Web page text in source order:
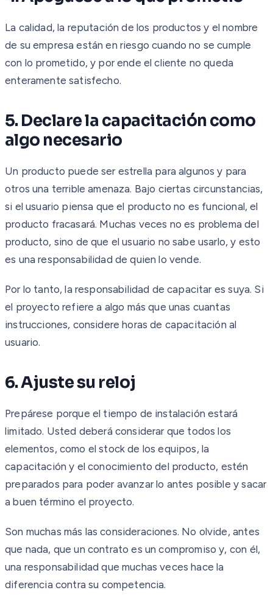
La calidad, la reputación de los productos y el nombre
de su empresa están en riesgo cuando no se cumple
con lo prometido, y por ende el cliente no queda
enteramente satisfecho.
5. Declare la capacitación como
algo necesario
Un producto puede ser estrella para algunos y para
otros una terrible amenaza. Bajo ciertas circunstancias,
si el usuario piensa que el producto no es funcional, el
producto fracasará. Muchas veces no es problema del
producto, sino de que el usuario no sabe usarlo, y esto
es una responsabilidad de quien lo vende.
Por lo tanto, la responsabilidad de capacitar es suya. Si
el proyecto refiere a algo más que unas cuantas
instrucciones, considere horas de capacitación al
usuario.
6. Ajuste su reloj
Prepárese porque el tiempo de instalación estará
limitado. Usted deberá considerar que todos los
elementos, como el stock de los equipos, la
capacitación y el conocimiento del producto, estén
preparados para poder avanzar lo antes posible y sacar
a buen término el proyecto.
Son muchas más las consideraciones. No olvide, antes
que nada, que un contrato es un compromiso y, con él,
una responsabilidad que muchas veces hace la
diferencia contra su competencia.